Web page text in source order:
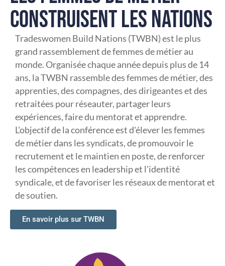
CONSTRUISENT LES NATIONS
Tradeswomen Build Nations (TWBN) est le plus
grand rassemblement de femmes de métier au
monde. Organisée chaque année depuis plus de 14
ans, la TWBN rassemble des femmes de métier, des
apprenties, des compagnes, des dirigeantes et des
retraitées pour réseauter, partager leurs
expériences, faire du mentorat et apprendre.
L'objectif de la conférence est d'élever les femmes
de métier dans les syndicats, de promouvoir le
recrutement et le maintien en poste, de renforcer
les compétences en leadership et l'identité
syndicale, et de favoriser les réseaux de mentorat et
de soutien.
En savoir plus sur TWBN